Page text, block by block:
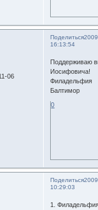
Поделиться
16:13:54
06
Поддерживаю
Иосифовича!
Филадельфия
Балтимор
0
Поделиться
10:29:03
1.